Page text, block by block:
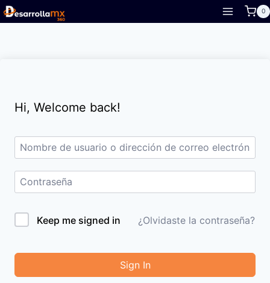
Skip
to
0
Hi, Welcome back!
Keep me signed in ¿Olvidaste la contraseña?
Sign In